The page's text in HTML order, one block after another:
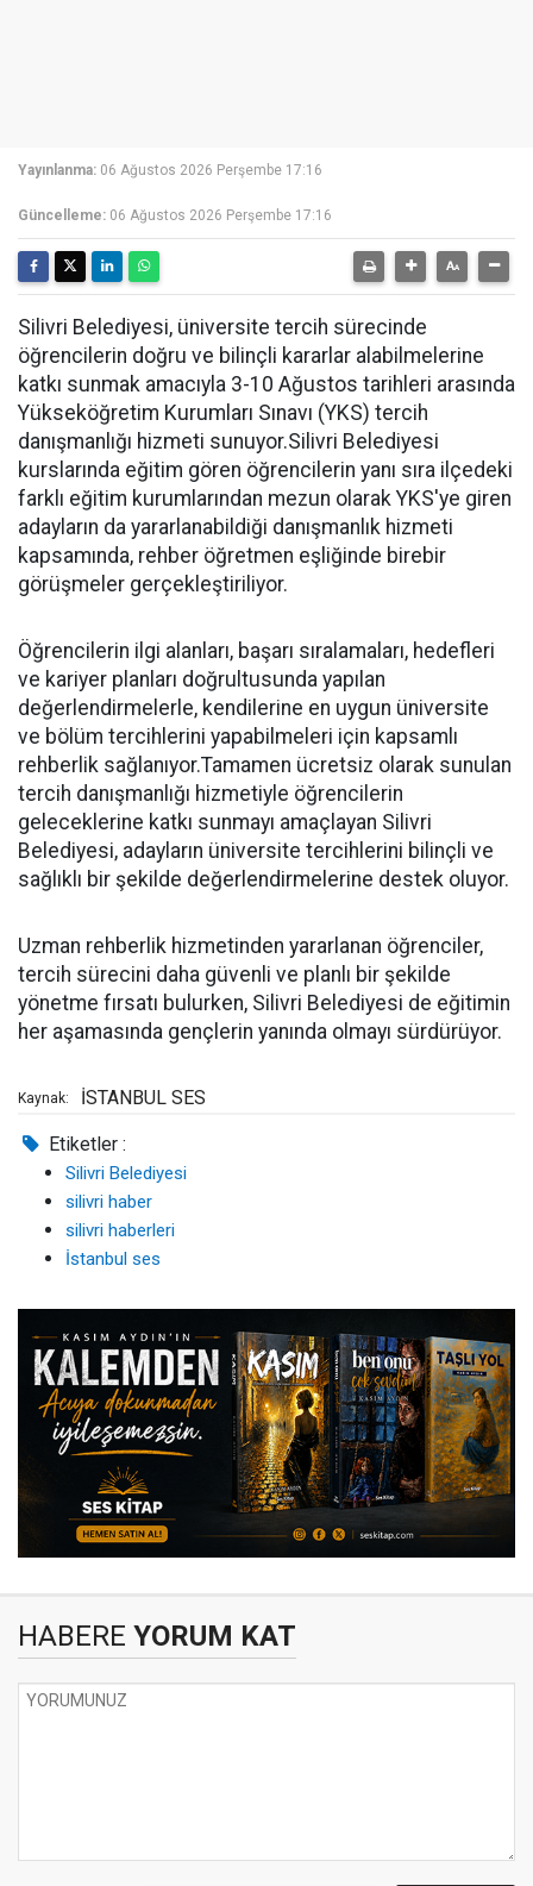
Yayınlanma: 06 Ağustos 2026 Perşembe 17:16
Güncelleme: 06 Ağustos 2026 Perşembe 17:16
Silivri Belediyesi, üniversite tercih sürecinde
öğrencilerin doğru ve bilinçli kararlar alabilmelerine
katkı sunmak amacıyla 3-10 Ağustos tarihleri arasında
Yükseköğretim Kurumları Sınavı (YKS) tercih
danışmanlığı hizmeti sunuyor.Silivri Belediyesi
kurslarında eğitim gören öğrencilerin yanı sıra ilçedeki
farklı eğitim kurumlarından mezun olarak YKS'ye giren
adayların da yararlanabildiği danışmanlık hizmeti
kapsamında, rehber öğretmen eşliğinde birebir
görüşmeler gerçekleştiriliyor.
Öğrencilerin ilgi alanları, başarı sıralamaları, hedefleri
ve kariyer planları doğrultusunda yapılan
değerlendirmelerle, kendilerine en uygun üniversite
ve bölüm tercihlerini yapabilmeleri için kapsamlı
rehberlik sağlanıyor.Tamamen ücretsiz olarak sunulan
tercih danışmanlığı hizmetiyle öğrencilerin
geleceklerine katkı sunmayı amaçlayan Silivri
Belediyesi, adayların üniversite tercihlerini bilinçli ve
sağlıklı bir şekilde değerlendirmelerine destek oluyor.
Uzman rehberlik hizmetinden yararlanan öğrenciler,
tercih sürecini daha güvenli ve planlı bir şekilde
yönetme fırsatı bulurken, Silivri Belediyesi de eğitimin
her aşamasında gençlerin yanında olmayı sürdürüyor.
Kaynak: İSTANBUL SES
Etiketler :
Silivri Belediyesi
silivri haber
silivri haberleri
İstanbul ses
HABERE YORUM KAT